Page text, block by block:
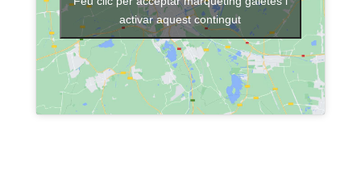
activar aquest contingut